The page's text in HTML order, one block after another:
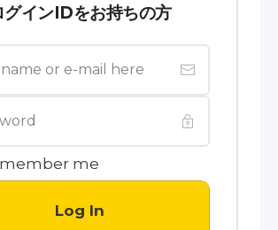
グインIDをお持ちの方
me
Log In